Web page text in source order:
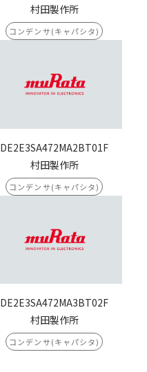
村田製作所
コンデンサ(キャパシタ)
DE2E3SA472MA2BT01F
村田製作所
コンデンサ(キャパシタ)
DE2E3SA472MA3BT02F
村田製作所
コンデンサ(キャパシタ)